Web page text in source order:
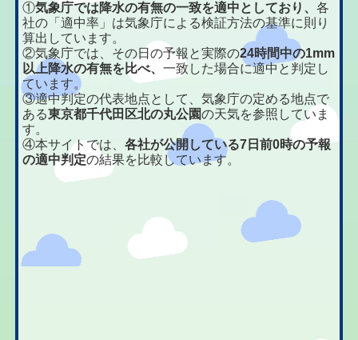
①気象庁では降水の有無の一致を適中としており、各
社の「適中率」は気象庁による検証方法の基準に則り
算出しています。
②気象庁では、その日の予報と実際の24時間中の1mm
以上降水の有無を比べ、一致した場合に適中と判定し
ています。
③適中判定の代表地点として、気象庁の定める地点で
ある東京都千代田区北の丸公園の天気を参照していま
す。
④本サイトでは、各社が公開している7日前0時の予報
の適中判定の結果を比較しています。